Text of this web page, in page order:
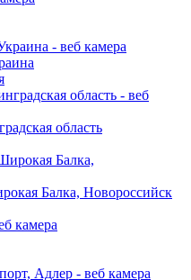
область
Балка, Новороссийск